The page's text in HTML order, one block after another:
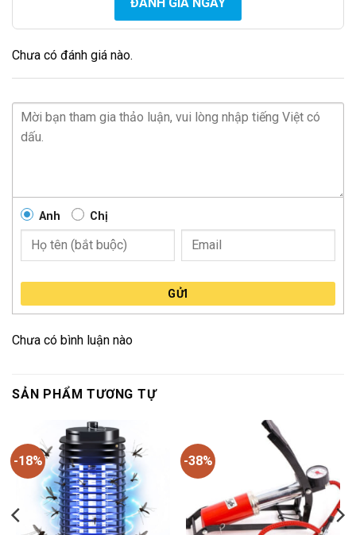
Chưa có đánh giá nào.
Anh Chị
GỬI
Chưa có bình luận nào
SẢN PHẨM TƯƠNG TỰ
-18% -38%